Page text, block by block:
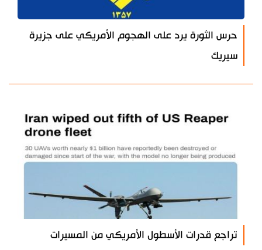
حرس الثورة يرد على الهجوم الأمريكي على جزيرة
سيريك
تراجع قدرات الأسطول الأمريكي من المسيرات